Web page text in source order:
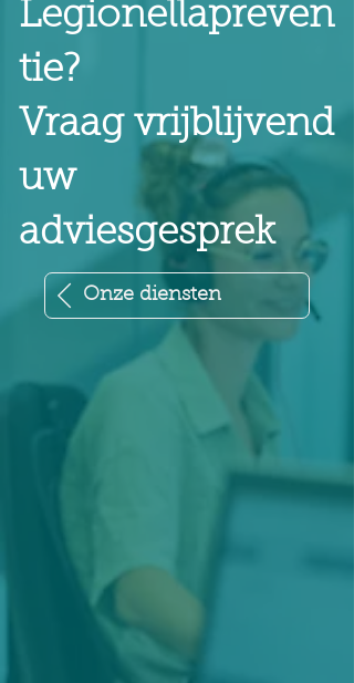
Legionellapreven
tie?
Vraag vrijblijvend
uw
adviesgesprek
Onze diensten